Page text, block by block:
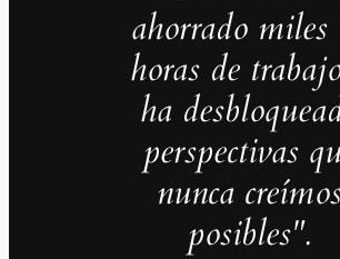
ahorrado miles
horas de
ha
perspectivas
nunca
posibles".